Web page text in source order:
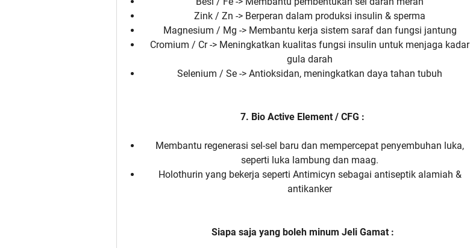
Zink / Zn -> Berperan dalam produksi insulin & sperma
Magnesium / Mg -> Membantu kerja sistem saraf dan fungsi jantung
Cromium / Cr -> Meningkatkan kualitas fungsi insulin untuk menjaga kadar
gula darah
Selenium / Se -> Antioksidan, meningkatkan daya tahan tubuh
7. Bio Active Element / CFG :
Membantu regenerasi sel-sel baru dan mempercepat penyembuhan luka,
seperti luka lambung dan maag.
Holothurin yang bekerja seperti Antimicyn sebagai antiseptik alamiah &
antikanker
Siapa saja yang boleh minum Jeli Gamat :